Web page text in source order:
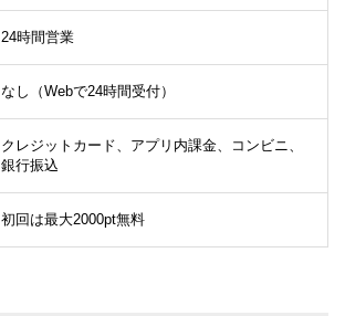
24時間営業
なし（Webで24時間受付）
クレジットカード、アプリ内課金、コンビニ、
銀行振込
初回は最大2000pt無料